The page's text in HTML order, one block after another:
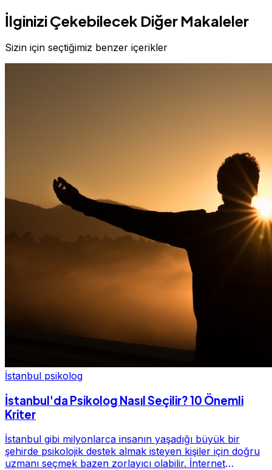
İlginizi Çekebilecek Diğer Makaleler
Sizin için seçtiğimiz benzer içerikler
İstanbul psikolog
İstanbul'da Psikolog Nasıl Seçilir? 10 Önemli
Kriter
İstanbul gibi milyonlarca insanın yaşadığı büyük bir
şehirde psikolojik destek almak isteyen kişiler için doğru
uzmanı seçmek bazen zorlayıcı olabilir. İnternet